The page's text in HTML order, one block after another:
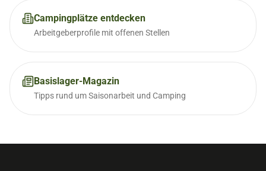
Campingplätze entdecken
Arbeitgeberprofile mit offenen Stellen
Basislager-Magazin
Tipps rund um Saisonarbeit und Camping